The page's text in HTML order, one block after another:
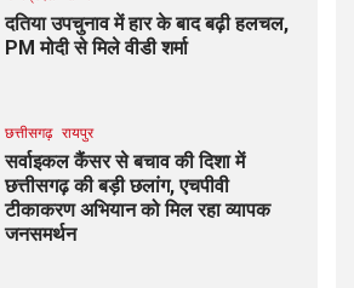
दतिया उपचुनाव में हार के बाद बढ़ी हलचल,
PM मोदी से मिले वीडी शर्मा
छत्तीसगढ़ रायपुर
सर्वाइकल कैंसर से बचाव की दिशा में
छत्तीसगढ़ की बड़ी छलांग, एचपीवी
टीकाकरण अभियान को मिल रहा व्यापक
जनसमर्थन